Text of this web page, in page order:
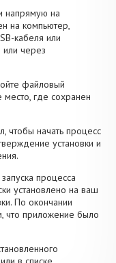
напрямую на
на компьютер,
кабеля или
или через
файловый
где сохранен
чтобы начать процесс
установки и
процесса
установлено на ваш
По окончании
что приложение было